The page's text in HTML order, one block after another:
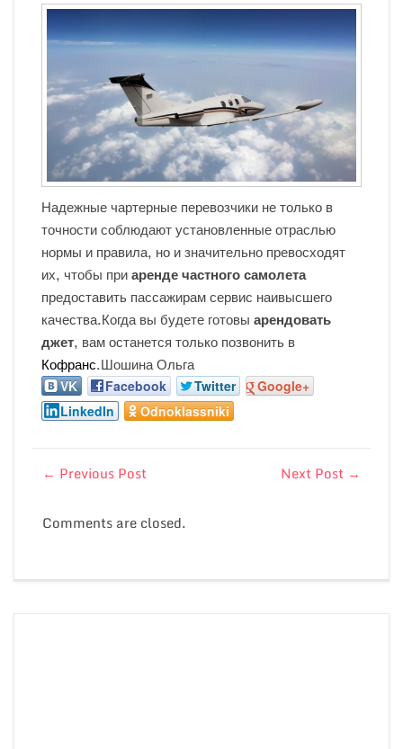
Надежные чартерные перевозчики не только в
точности соблюдают установленные отраслью
нормы и правила, но и значительно превосходят
их, чтобы приаренде частного самолета
предоставить пассажирам сервис наивысшего
качества.Когда вы будете готовы арендовать
джет, вам останется только позвонить в
Кофранс.Шошина Ольга
VK Facebook Twitter
Google+
LinkedIn
Odnoklassniki
← Previous Post Next Post →
Comments are closed.